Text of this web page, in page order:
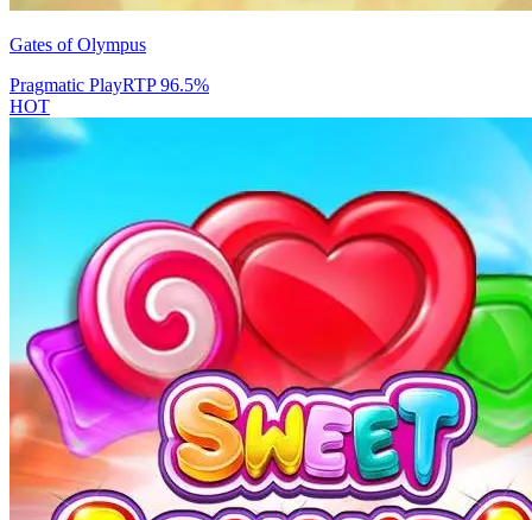
Gates of Olympus
Pragmatic PlayRTP96.5%
HOT